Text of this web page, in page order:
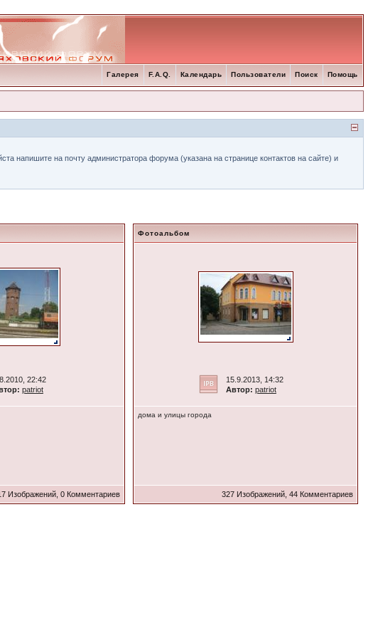
Помощь
Поиск
Пользователи
Календарь
F.A.Q.
Галерея
напишите на почту администратора форума (указана на странице контактов на сайте) и
22:42
patriot
Изображений, 0 Комментариев
Фотоальбом
15.9.2013, 14:32
Автор: patriot
дома и улицы города
327 Изображений, 44 Комментариев